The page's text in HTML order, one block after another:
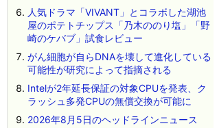
人気ドラマ「VIVANT」とコラボした湖池
屋のポテトチップス「乃木ののり塩」「野
崎のケバブ」試食レビュー
がん細胞が自らDNAを壊して進化している
可能性が研究によって指摘される
Intelが2年延長保証の対象CPUを発表、ク
ラッシュ多発CPUの無償交換が可能に
2026年8月5日のヘッドラインニュース